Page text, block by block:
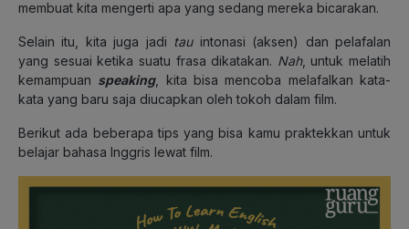
membuat kita mengerti apa yang sedang mereka bicarakan.
Selain itu, kita juga jadi tauintonasi (aksen) dan pelafalan
yang sesuai ketika suatu frasa dikatakan. Nah, untuk melatih
kemampuan speaking, kita bisa mencoba melafalkan kata-
kata yang baru saja diucapkan oleh tokoh dalam film.
Berikut ada beberapa tips yang bisa kamu praktekkan untuk
belajar bahasa Inggris lewat film.